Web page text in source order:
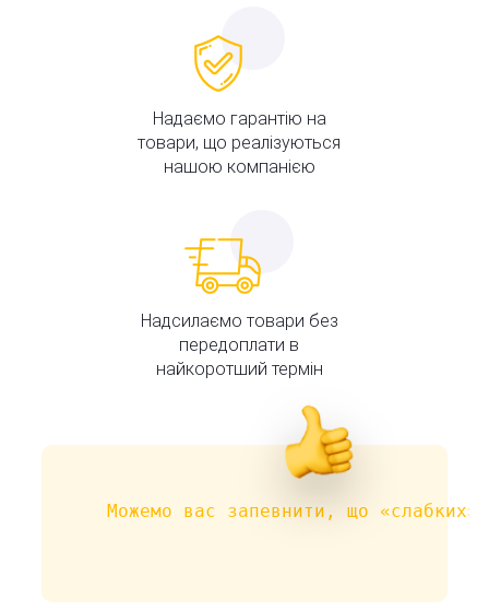
Надаємо гарантію на
товари, що реалізуються
нашою компанією
Надсилаємо товари без
передоплати в
найкоротший термін
Можемо вас запевнити, що